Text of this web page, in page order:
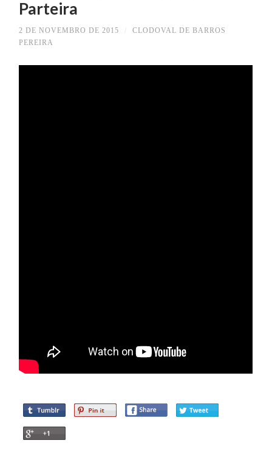
Parteira
2 DE NOVEMBRO DE 2015
CLODOVAL DE BARROS
PEREIRA